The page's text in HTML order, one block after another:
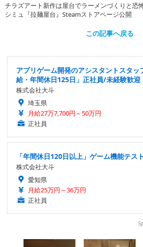
チラズアート新作は屋台でラーメンづくりと
シミュ『拉麺屋台』Steamストアページ公開
この記事へ戻る
アプリゲーム開発のアシスタントスタッ
給・年間休日125日」正社員/未経験歓迎
株式会社大斗
埼玉県
月給27万7,700円～50万円
正社員
「年間休日120日以上」ゲーム機能テス
株式会社大斗
愛知県
月給25万円～36万円
正社員